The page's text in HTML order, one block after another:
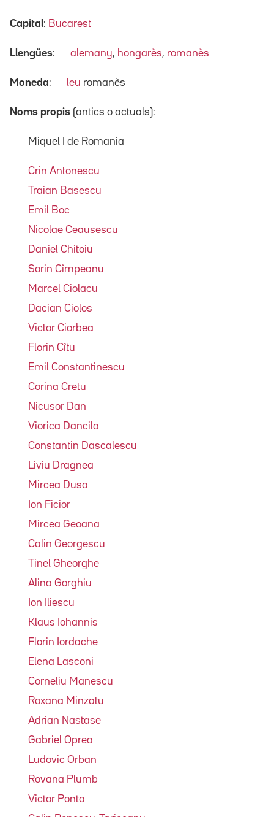
Capital: Bucarest
Llengües: alemany, hongarès, romanès
Moneda: leu romanès
Noms propis (antics o actuals):
Miquel I de Romania
Crin Antonescu
Traian Basescu
Emil Boc
Nicolae Ceausescu
Daniel Chitoiu
Sorin Cîmpeanu
Marcel Ciolacu
Dacian Ciolos
Victor Ciorbea
Florin Cîtu
Emil Constantinescu
Corina Cretu
Nicusor Dan
Viorica Dancila
Constantin Dascalescu
Liviu Dragnea
Mircea Dusa
Ion Ficior
Mircea Geoana
Calin Georgescu
Tinel Gheorghe
Alina Gorghiu
Ion Iliescu
Klaus Iohannis
Florin Iordache
Elena Lasconi
Corneliu Manescu
Roxana Minzatu
Adrian Nastase
Gabriel Oprea
Ludovic Orban
Rovana Plumb
Victor Ponta